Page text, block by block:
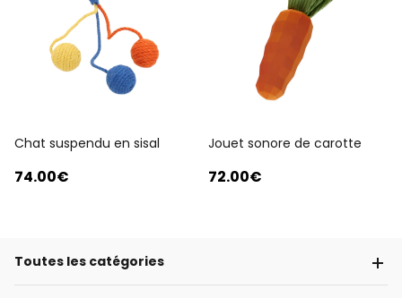
Chat suspendu en sisal
74.00€
Jouet sonore de carotte
72.00€
Toutes les catégories